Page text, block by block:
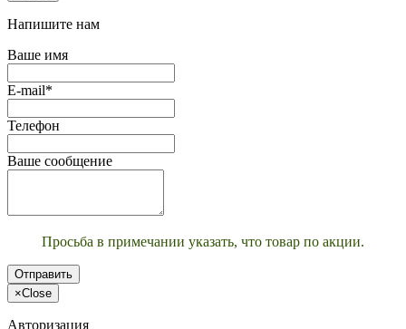
Напишите нам
Ваше имя
E-mail*
Телефон
Ваше сообщение
Просьба в примечании указать, что товар по акции.
Отправить
×Close
Авторизация